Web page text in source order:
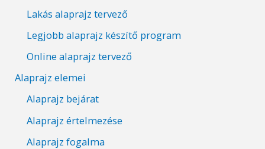
Lakás alaprajz tervező
Legjobb alaprajz készítő program
Online alaprajz tervező
Alaprajz elemei
Alaprajz bejárat
Alaprajz értelmezése
Alaprajz fogalma